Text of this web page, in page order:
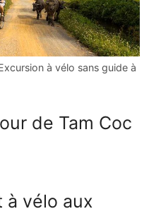
à vélo sans guide à
de Tam Coc
à vélo aux